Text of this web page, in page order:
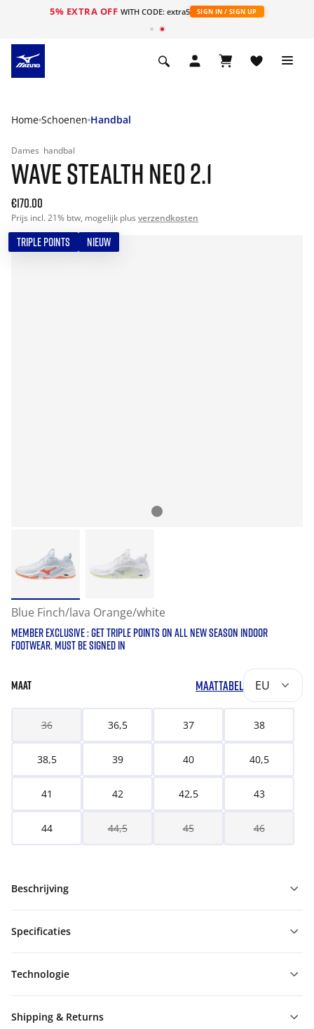
5% EXTRA OFF WITH CODE: extra5 SIGN IN / SIGN UP
Home Schoenen Handbal
Dames handbal
WAVE STEALTH NEO 2.1
€170.00
Prijs incl. 21% btw, mogelijk plus verzendkosten
TRIPLE POINTS NIEUW
Blue Finch/lava Orange/white
MEMBER EXCLUSIVE : GET TRIPLE POINTS ON ALL NEW SEASON INDOOR
FOOTWEAR. MUST BE SIGNED IN
MAAT MAATTABEL EU
36 36,5 37 38
38,5 39 40 40,5
41 42 42,5 43
44 44,5 45 46
Beschrijving
Specificaties
Technologie
Shipping & Returns